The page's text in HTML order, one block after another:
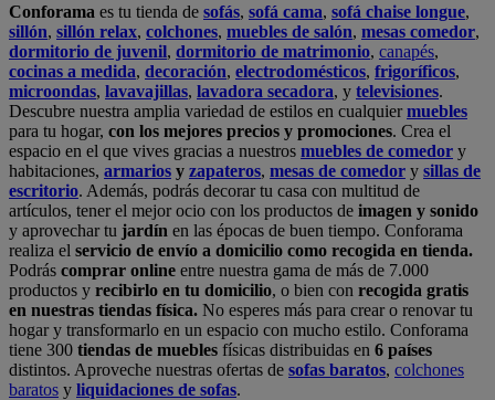
Conforama es tu tienda de sofás, sofá cama, sofá chaise longue,
sillón, sillón relax, colchones, muebles de salón, mesas comedor,
dormitorio de juvenil, dormitorio de matrimonio, canapés,
cocinas a medida, decoración, electrodomésticos, frigoríficos,
microondas, lavavajillas, lavadora secadora, y televisiones.
Descubre nuestra amplia variedad de estilos en cualquiermuebles
para tu hogar, con los mejores precios y promociones. Crea el
espacio en el que vives gracias a nuestros muebles de comedor y
habitaciones, armarios y zapateros, mesas de comedor y sillas de
escritorio. Además, podrás decorar tu casa con multitud de
artículos, tener el mejor ocio con los productos de imagen y sonido
y aprovechar tu jardín en las épocas de buen tiempo. Conforama
realiza el servicio de envío a domicilio como recogida en tienda.
Podrás comprar online entre nuestra gama de más de 7.000
productos y recibirlo en tu domicilio, o bien con recogida gratis
en nuestras tiendas física. No esperes más para crear o renovar tu
hogar y transformarlo en un espacio con mucho estilo. Conforama
tiene 300 tiendas de muebles físicas distribuidas en 6 países
distintos. Aproveche nuestras ofertas de sofas baratos, colchones
baratos y liquidaciones de sofas.